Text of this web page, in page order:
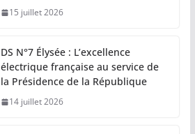
15 juillet 2026
DS N°7 Élysée : L’excellence
électrique française au service de
la Présidence de la République
14 juillet 2026